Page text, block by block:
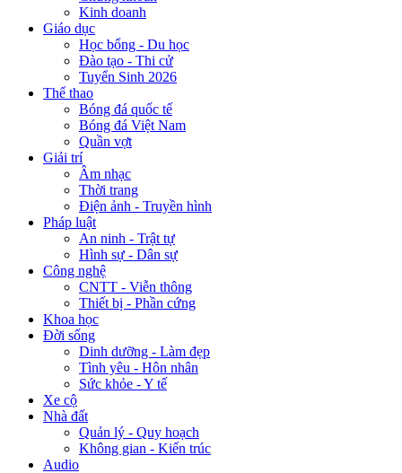
Kinh doanh
Giáo dục
Học bổng - Du học
Đào tạo - Thi cử
Tuyển Sinh 2026
Thể thao
Bóng đá quốc tế
Bóng đá Việt Nam
Quần vợt
Giải trí
Âm nhạc
Thời trang
Điện ảnh - Truyền hình
Pháp luật
An ninh - Trật tự
Hình sự - Dân sự
Công nghệ
CNTT - Viễn thông
Thiết bị - Phần cứng
Khoa học
Đời sống
Dinh dưỡng - Làm đẹp
Tình yêu - Hôn nhân
Sức khỏe - Y tế
Xe cộ
Nhà đất
Quản lý - Quy hoạch
Không gian - Kiến trúc
Audio